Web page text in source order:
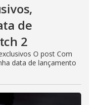
de
2
O post Com
data de lançamento